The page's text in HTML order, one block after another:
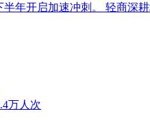
年开启加速冲刺。 轻商
万人次